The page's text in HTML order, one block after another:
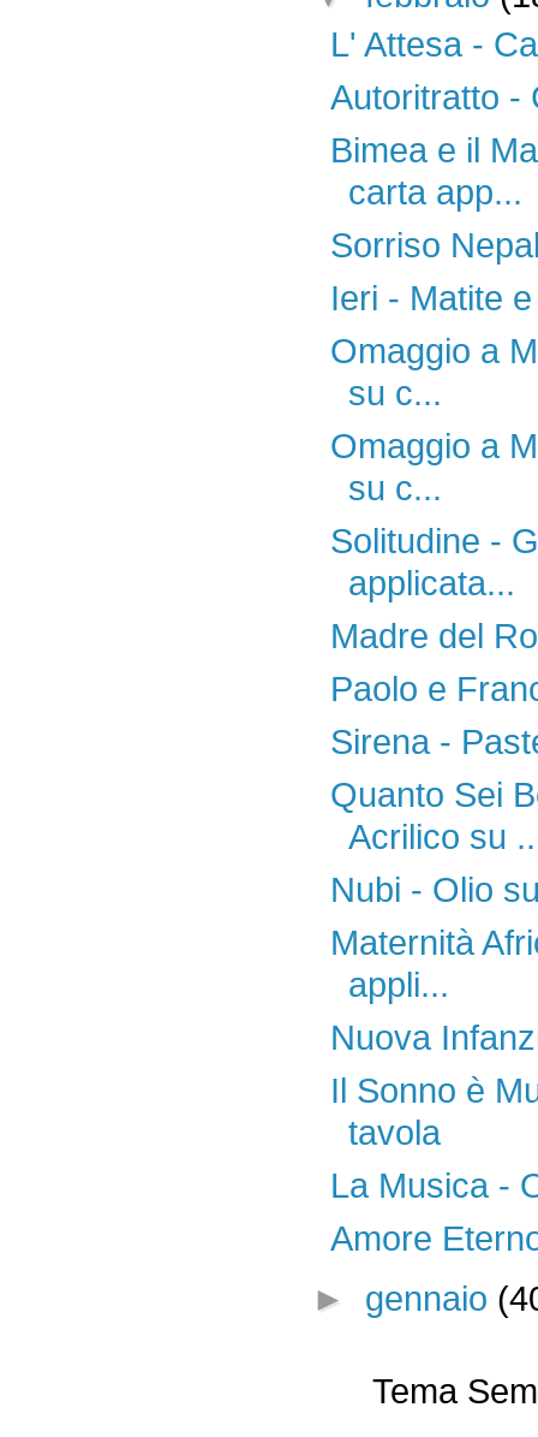
L' Attesa -
Autoritratto -
Bimea e il
carta app...
Sorriso
Ieri - Matite
Omaggio a
su c...
Omaggio a
su c...
Solitudine -
applicata...
Madre del
Paolo e
Sirena -
Quanto Sei
Acrilico su
Nubi - Olio
Maternità
appli...
Nuova
Il Sonno è
tavola
La Musica -
Amore
► gennaio
Tema